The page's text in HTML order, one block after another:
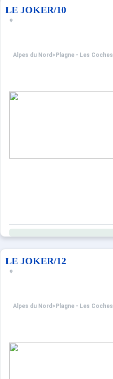
LE JOKER/10
Alpes du Nord > Plagne - Les Coches
LE JOKER/12
Alpes du Nord > Plagne - Les Coches